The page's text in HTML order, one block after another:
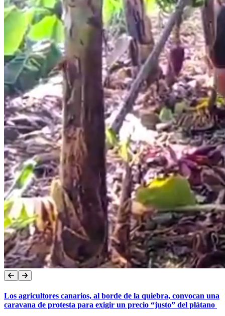
Los agricultores canarios, al borde de la quiebra, convocan una
caravana de protesta para exigir un precio “justo” del plátano